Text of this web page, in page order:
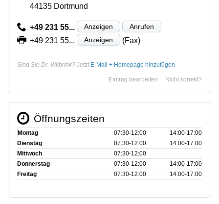
44135 Dortmund
+49 231 55... Anzeigen Anrufen
+49 231 55... Anzeigen (Fax)
Sind Sie Dr. Wilbrink? Jetzt E-Mail + Homepage hinzufügen
Nicht korrekt?
Eintrag bearbeiten
Öffnungszeiten
Montag 07:30‑12:00
14:00‑17:00
Dienstag
07:30‑12:00
14:00‑17:00
Mittwoch
07:30‑12:00
Donnerstag
07:30‑12:00
14:00‑17:00
Freitag
07:30‑12:00 14:00‑17:00